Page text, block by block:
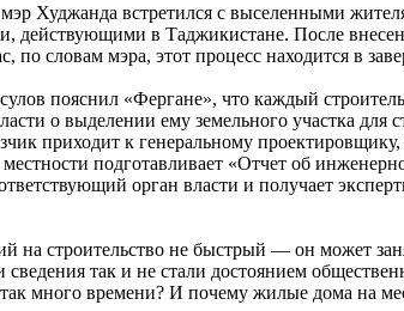
Худжанда встретился с выселенными
действующими в Таджикистане. После
по словам мэра, этот процесс находится в
пояснил «Фергане», что каждый
о выделении ему земельного участка
приходит к генеральному
подготавливает «Отчет об
орган власти и получает
на строительство не быстрый — он может
сведения так и не стали достоянием
много времени? И почему жилые дома на